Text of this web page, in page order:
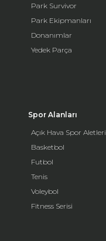
Park Survivor
Park Ekipmanları
Donanımlar
Yedek Parça
Spor Alanları
Açık Hava Spor Aletleri
Basketbol
Futbol
Tenis
Voleybol
Fitness Serisi